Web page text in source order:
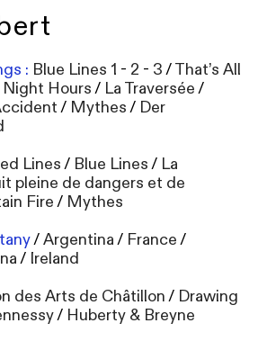
: Blue Lines 1 - 2 - 3/That’s All
Night Hours/ La Traversée/
/ Mythes/ Der
Lines/ Blue Lines/ La
pleine de dangers et de
Fire/ Mythes
/Argentina/ France/
/ Ireland
des Arts de Châtillon/ Drawing
/ Huberty & Breyne